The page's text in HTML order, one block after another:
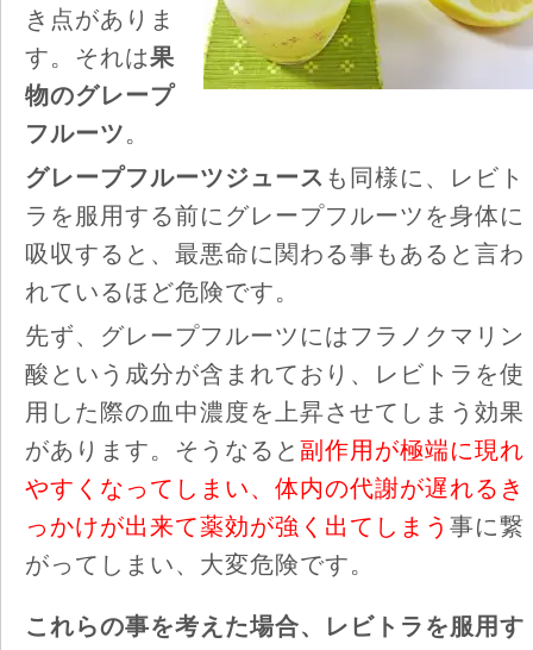
き点がありま
す。それは果
物のグレープ
フルーツ。
グレープフルーツジュース も同様に、レビト
ラを服用する前にグレープフルーツを身体に
吸収すると、最悪命に関わる事もあると言わ
れているほど危険です。
先ず、グレープフルーツにはフラノクマリン
酸という成分が含まれており、レビトラを使
用した際の血中濃度を上昇させてしまう効果
があります。そうなると 副作用が極端に現れ
やすくなってしまい、体内の代謝が遅れるき
っかけが出来て薬効が強く出てしまう 事に繋
がってしまい、大変危険です。
これらの事を考えた場合、レビトラを服用す